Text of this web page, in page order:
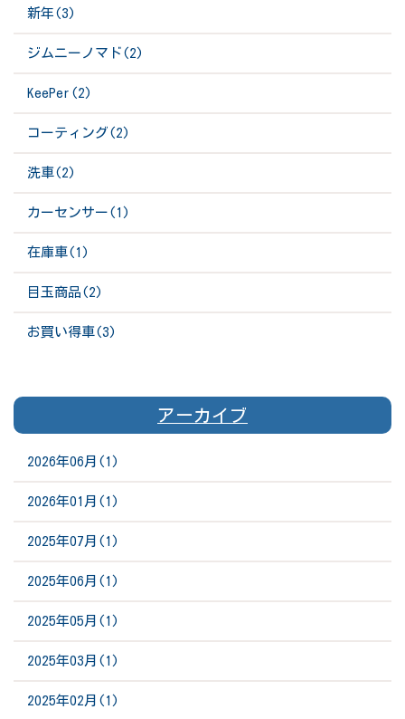
新年(3)
ジムニーノマド(2)
KeePer(2)
コーティング(2)
洗車(2)
カーセンサー(1)
在庫車(1)
目玉商品(2)
お買い得車(3)
アーカイブ
2026年06月(1)
2026年01月(1)
2025年07月(1)
2025年06月(1)
2025年05月(1)
2025年03月(1)
2025年02月(1)